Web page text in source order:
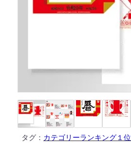
タグ： カテゴリーランキング１位